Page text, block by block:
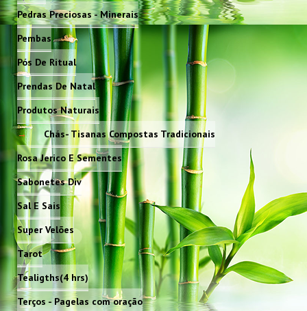
Pedras Preciosas - Minerais
Pembas
Pós De Ritual
Prendas De Natal
Produtos Naturais
Chás- Tisanas Compostas Tradicionais
Rosa Jerico E Sementes
Sabonetes Div
Sal E Sais
Super Velões
Tarot
Tealigths(4 hrs)
Terços - Pagelas com oração